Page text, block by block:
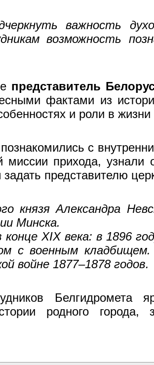
важность
возможность
представитель
фактами из
и роли в
с
миссии прихода,
задать представителю
князя Александра
Минска.
XIX века: в 1896
с военным
войне 1877–1878 годов.
Белгидромета
родного